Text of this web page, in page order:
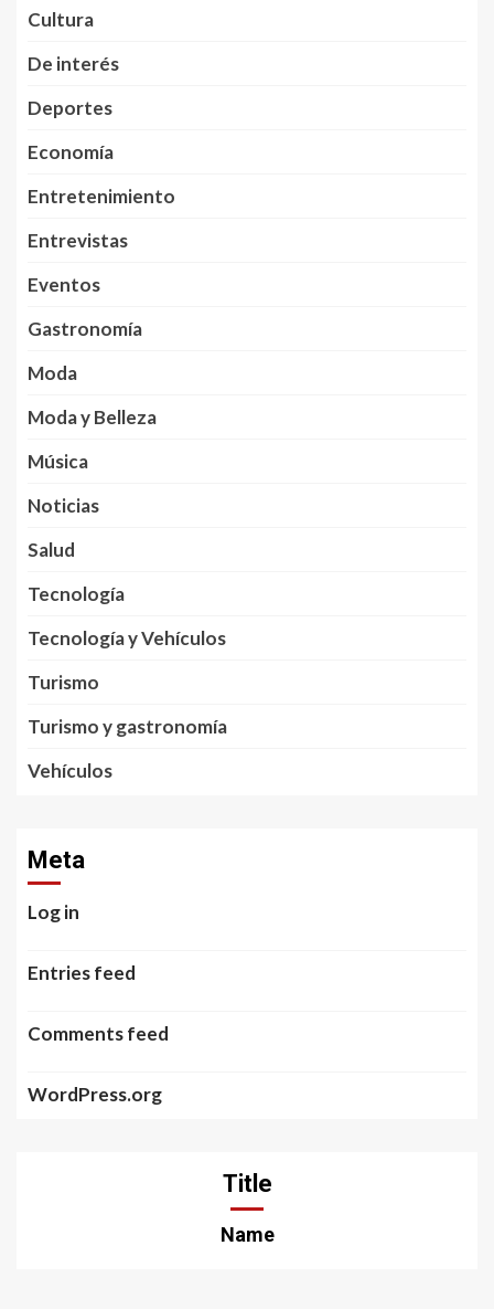
Cultura
De interés
Deportes
Economía
Entretenimiento
Entrevistas
Eventos
Gastronomía
Moda
Moda y Belleza
Música
Noticias
Salud
Tecnología
Tecnología y Vehículos
Turismo
Turismo y gastronomía
Vehículos
Meta
Log in
Entries feed
Comments feed
WordPress.org
Title
Name